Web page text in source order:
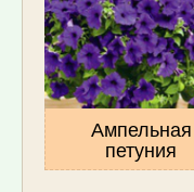
Ампельная
петуния